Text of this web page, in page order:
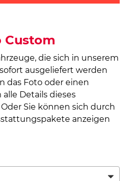
Custom
die sich in unserem
ausgeliefert werden
das Foto oder einen
Details dieses
Sie können sich durch
anzeigen